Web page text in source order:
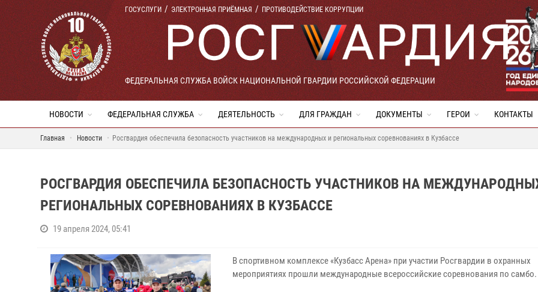
ГОСУСЛУГИ ЭЛЕКТРОННАЯ ПРИЁМНАЯ ПРОТИВОДЕЙСТВИЕ КОРРУПЦИИ
ФЕДЕРАЛЬНАЯ СЛУЖБА ВОЙСК НАЦИОНАЛЬНОЙ ГВАРДИИ РОССИЙСКОЙ ФЕДЕРАЦИИ
НОВОСТИ ФЕДЕРАЛЬНАЯ СЛУЖБА ДЕЯТЕЛЬНОСТЬ ДЛЯ ГРАЖДАН ДОКУМЕНТЫ ГЕРОИ КОНТАКТЫ
Главная Новости Росгвардия обеспечила безопасность участников на международных и региональных соревнованиях в Кузбассе
РОСГВАРДИЯ ОБЕСПЕЧИЛА БЕЗОПАСНОСТЬ УЧАСТНИКОВ НА
РЕГИОНАЛЬНЫХ СОРЕВНОВАНИЯХ В КУЗБАССЕ
19 апреля 2024, 05:41
В спортивном комплексе «Кузбасс Арена» при участии Росгвардии в охранных
мероприятиях прошли международные всероссийские соревнования по самбо.